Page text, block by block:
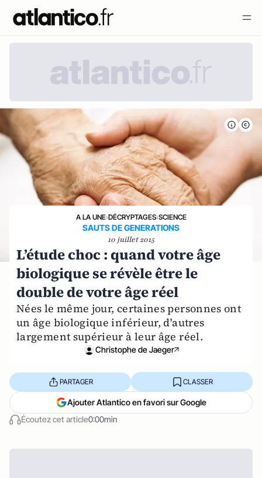
A LA UNE›DÉCRYPTAGES›SCIENCE
SAUTS DE GENERATIONS
10 juillet 2015
L’étude choc : quand votre âge
biologique se révèle être le
double de votre âge réel
Nées le même jour, certaines personnes ont
un âge biologique inférieur, d'autres
largement supérieur à leur âge réel.
Christophe de Jaeger
Écoutez cet article0:00min
PARTAGER CLASSER
Ajouter Atlantico en favori sur Google